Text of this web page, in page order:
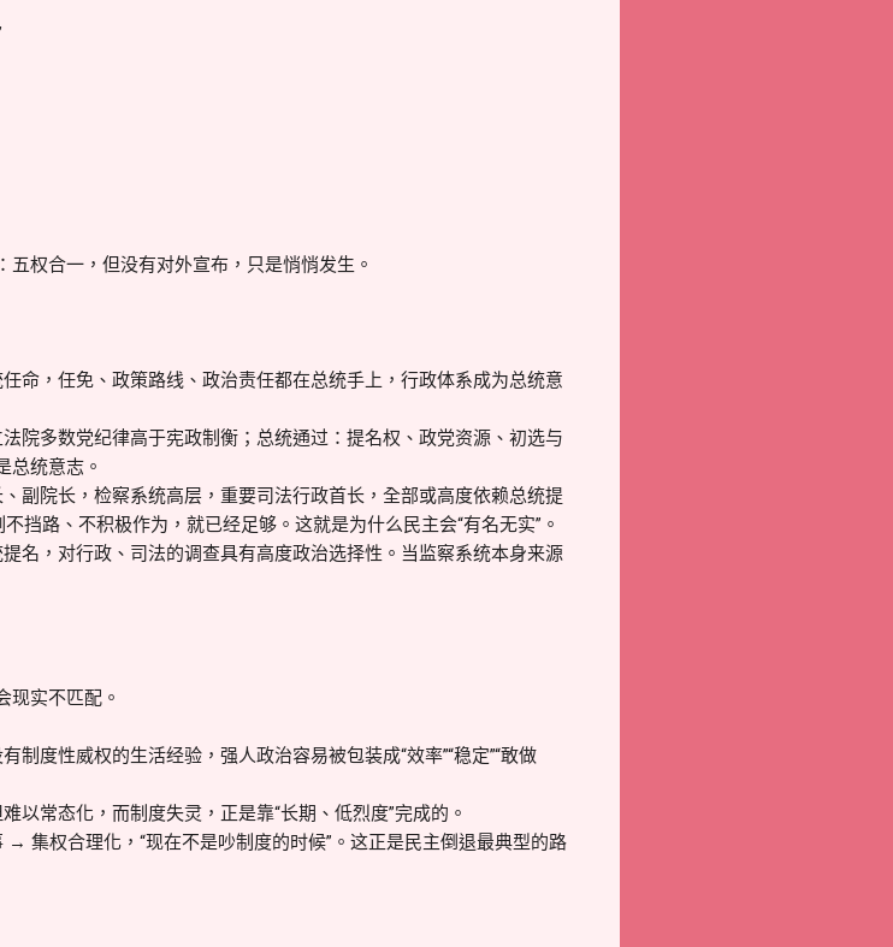
权合一，但没有对外宣布，只是悄悄发生。
命，任免、政策路线、政治责任都在总统手上，行政体系成为总统意
院多数党纪律高于宪政制衡；总统通过：提名权、政党资源、初选与
总统意志。
副院长，检察系统高层，重要司法行政首长，全部或高度依赖总统提
挡路、不积极作为，就已经足够。这就是为什么民主会“有名无实”。
名，对行政、司法的调查具有高度政治选择性。当监察系统本身来源
现实不匹配。
度性威权的生活经验，强人政治容易被包装成“效率”“稳定”“敢做
以常态化，而制度失灵，正是靠“长期、低烈度”完成的。
集权合理化，“现在不是吵制度的时候”。这正是民主倒退最典型的路